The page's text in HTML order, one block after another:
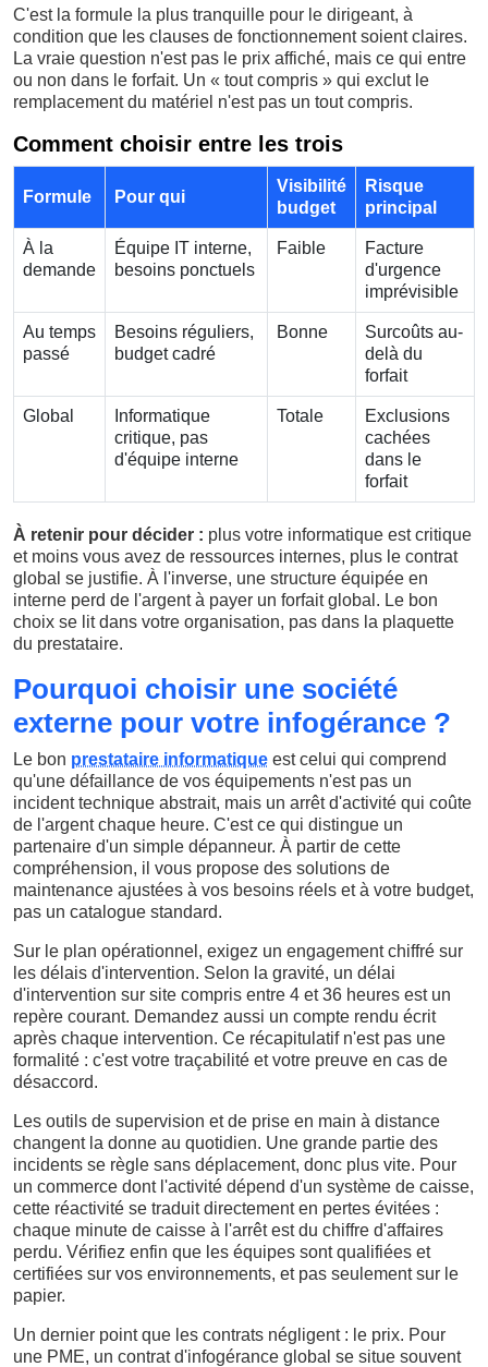
C'est la formule la plus tranquille pour le dirigeant, à
condition que les clauses de fonctionnement soient claires.
La vraie question n'est pas le prix affiché, mais ce qui entre
ou non dans le forfait. Un « tout compris » qui exclut le
remplacement du matériel n'est pas un tout compris.
Comment choisir entre les trois
Formule Pour qui
Visibilité
budget
Risque
principal
À la
demande
Équipe IT interne,
besoins ponctuels
Faible
Facture
d'urgence
imprévisible
Au temps
passé
Besoins réguliers,
budget cadré
Bonne
Surcoûts au-
delà du
forfait
Global
Informatique
critique, pas
d'équipe interne
Totale
Exclusions
cachées
dans le
forfait
À retenir pour décider : plus votre informatique est critique
et moins vous avez de ressources internes, plus le contrat
global se justifie. À l'inverse, une structure équipée en
interne perd de l'argent à payer un forfait global. Le bon
choix se lit dans votre organisation, pas dans la plaquette
du prestataire.
Pourquoi choisir une société
externe pour votre infogérance ?
Le bon prestataire informatique est celui qui comprend
qu'une défaillance de vos équipements n'est pas un
incident technique abstrait, mais un arrêt d'activité qui coûte
de l'argent chaque heure. C'est ce qui distingue un
partenaire d'un simple dépanneur. À partir de cette
compréhension, il vous propose des solutions de
maintenance ajustées à vos besoins réels et à votre budget,
pas un catalogue standard.
Sur le plan opérationnel, exigez un engagement chiffré sur
les délais d'intervention. Selon la gravité, un délai
d'intervention sur site compris entre 4 et 36 heures est un
repère courant. Demandez aussi un compte rendu écrit
après chaque intervention. Ce récapitulatif n'est pas une
formalité : c'est votre traçabilité et votre preuve en cas de
désaccord.
Les outils de supervision et de prise en main à distance
changent la donne au quotidien. Une grande partie des
incidents se règle sans déplacement, donc plus vite. Pour
un commerce dont l'activité dépend d'un système de caisse,
cette réactivité se traduit directement en pertes évitées :
chaque minute de caisse à l'arrêt est du chiffre d'affaires
perdu. Vérifiez enfin que les équipes sont qualifiées et
certifiées sur vos environnements, et pas seulement sur le
papier.
Un dernier point que les contrats négligent : le prix. Pour
une PME, un contrat d'infogérance global se situe souvent